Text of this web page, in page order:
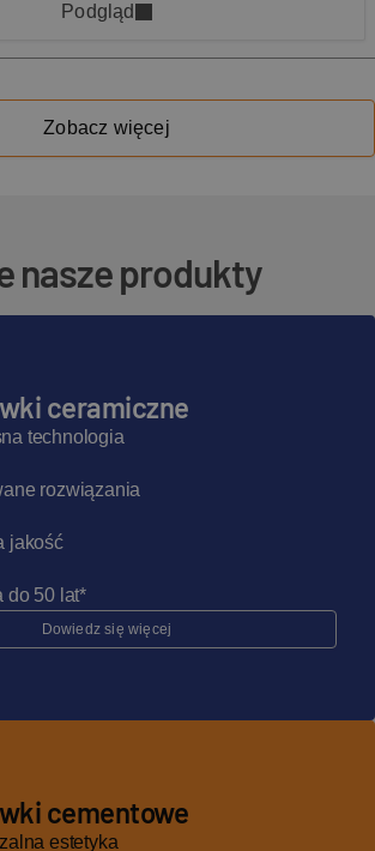
Podgląd
Zobacz więcej
nasze produkty
ceramiczne
technologia
rozwiązania
jakość
do 50 lat*
Dowiedz się więcej
cementowe
estetyka